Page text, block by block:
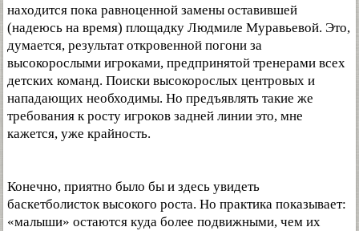
находится пока равноценной замены оставившей
(надеюсь на время) площадку Людмиле Муравьевой. Это,
думается, результат откровенной погони за
высокорослыми игроками, предпринятой тренерами всех
детских команд. Поиски высокорослых центровых и
нападающих необходимы. Но предъявлять такие же
требования к росту игроков задней линии это, мне
кажется, уже крайность.
Конечно, приятно было бы и здесь увидеть
баскетболисток высокого роста. Но практика показывает:
«малыши» остаются куда более подвижными, чем их